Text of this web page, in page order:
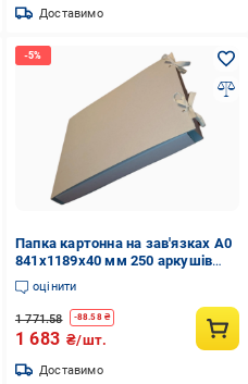
Доставимо
Папка картонна на зав'язках А0
841х1189х40 мм 250 аркушів
(11663559)
оцінити
1 771.58 -88.58₴
1 683 ₴/шт.
Доставимо